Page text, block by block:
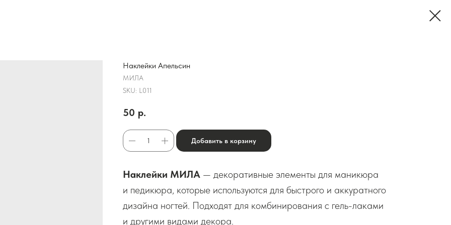
Наклейки Апельсин
МИЛА
SKU: L011
50 р.
Добавить в корзину
Наклейки МИЛА — декоративные элементы для маникюра
и педикюра, которые используются для быстрого и аккуратного
дизайна ногтей. Подходят для комбинирования с гель-лаками
и другими видами декора.